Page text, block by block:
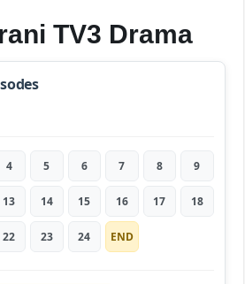
TV3 Drama
4 5 6 7 8 9
13 14 15 16 17 18
22 23 24 END